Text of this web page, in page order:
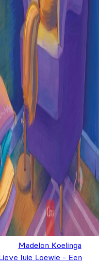
Madelon Koelinga
luie Loewie - Een